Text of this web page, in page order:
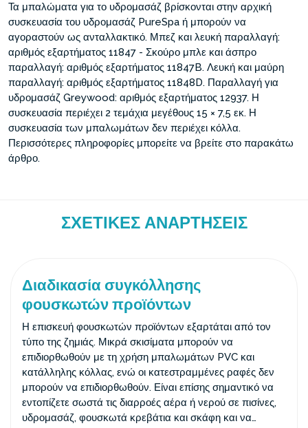
Τα μπαλώματα για το υδρομασάζ βρίσκονται στην αρχική
συσκευασία του υδρομασάζ PureSpa ή μπορούν να
αγοραστούν ως ανταλλακτικό. Μπεζ και λευκή παραλλαγή:
αριθμός εξαρτήματος 11847 - Σκούρο μπλε και άσπρο
παραλλαγή: αριθμός εξαρτήματος 11847B. Λευκή και μαύρη
παραλλαγή: αριθμός εξαρτήματος 11848D. Παραλλαγή για
υδρομασάζ Greywood: αριθμός εξαρτήματος 12937. Η
συσκευασία περιέχει 2 τεμάχια μεγέθους 15 × 7,5 εκ. Η
συσκευασία των μπαλωμάτων δεν περιέχει κόλλα.
Περισσότερες πληροφορίες μπορείτε να βρείτε στο παρακάτω
άρθρο.
ΣΧΕΤΙΚΈΣ ΑΝΑΡΤΉΣΕΙΣ
Διαδικασία συγκόλλησης
φουσκωτών προϊόντων
Η επισκευή φουσκωτών προϊόντων εξαρτάται από τον
τύπο της ζημιάς. Μικρά σκισίματα μπορούν να
επιδιορθωθούν με τη χρήση μπαλωμάτων PVC και
κατάλληλης κόλλας, ενώ οι κατεστραμμένες ραφές δεν
μπορούν να επιδιορθωθούν. Είναι επίσης σημαντικό να
εντοπίζετε σωστά τις διαρροές αέρα ή νερού σε πισίνες,
υδρομασάζ, φουσκωτά κρεβάτια και σκάφη και να